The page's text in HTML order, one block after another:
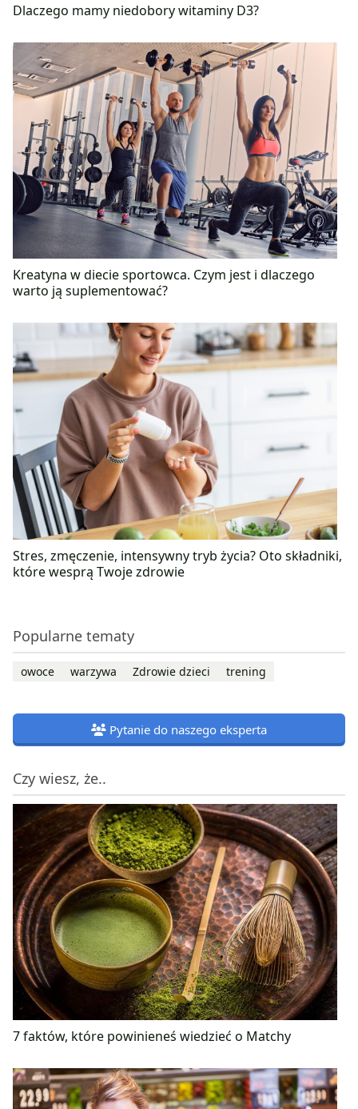
Dlaczego mamy niedobory witaminy D3?
Kreatyna w diecie sportowca. Czym jest i dlaczego
warto ją suplementować?
Stres, zmęczenie, intensywny tryb życia? Oto składniki,
które wesprą Twoje zdrowie
Popularne tematy
owoce warzywa Zdrowie dzieci trening
Pytanie do naszego eksperta
Czy wiesz, że..
7 faktów, które powinieneś wiedzieć o Matchy